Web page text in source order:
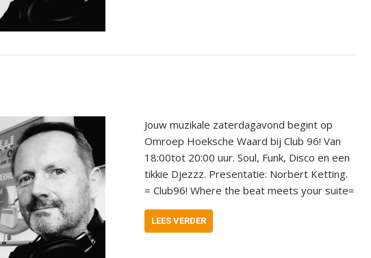
Jouw muzikale zaterdagavond begint op
Omroep Hoeksche Waard bij Club 96! Van
18:00tot 20:00 uur. Soul, Funk, Disco en een
tikkie Djezzz. Presentatie: Norbert Ketting.
= Club96! Where the beat meets your suite=
LEES VERDER